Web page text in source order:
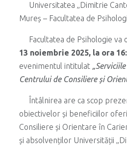
Universitatea „Dimitrie
Mureș – Facultatea de
Facultatea de Psihologie va
13 noiembrie 2025, la ora
evenimentul intitulat
Centrului de Consiliere și
Întâlnirea are ca scop
obiectivelor și beneficiilor
Consiliere și Orientare în
și absolvenților Universității